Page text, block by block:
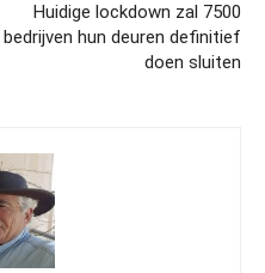
Huidige lockdown zal 7500
bedrijven hun deuren definitief
doen sluiten